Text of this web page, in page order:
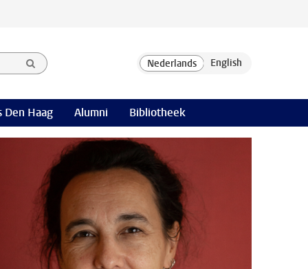
Den Haag Alumni Bibliotheek